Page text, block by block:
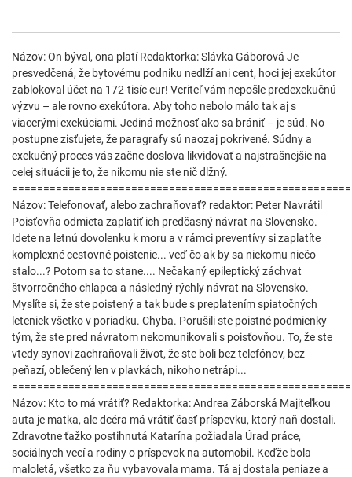
Názov: On býval, ona platí Redaktorka: Slávka Gáborová Je
presvedčená, že bytovému podniku nedlží ani cent, hoci jej exekútor
zablokoval účet na 172-tisíc eur! Veriteľ vám nepošle predexekučnú
výzvu – ale rovno exekútora. Aby toho nebolo málo tak aj s
viacerými exekúciami. Jediná možnosť ako sa brániť – je súd. No
postupne zisťujete, že paragrafy sú naozaj pokrivené. Súdny a
exekučný proces vás začne doslova likvidovať a najstrašnejšie na
celej situácii je to, že nikomu nie ste nič dlžný.
Názov: Telefonovať, alebo zachraňovať? redaktor: Peter Navrátil
Poisťovňa odmieta zaplatiť ich predčasný návrat na Slovensko.
Idete na letnú dovolenku k moru a v rámci preventívy si zaplatíte
komplexné cestovné poistenie... veď čo ak by sa niekomu niečo
stalo...? Potom sa to stane.... Nečakaný epileptický záchvat
štvorročného chlapca a následný rýchly návrat na Slovensko.
Myslíte si, že ste poistený a tak bude s preplatením spiatočných
leteniek všetko v poriadku. Chyba. Porušili ste poistné podmienky
tým, že ste pred návratom nekomunikovali s poisťovňou. To, že ste
vtedy synovi zachraňovali život, že ste boli bez telefónov, bez
peňazí, oblečený len v plavkách, nikoho netrápi...
Názov: Kto to má vrátiť? Redaktorka: Andrea Záborská Majiteľkou
auta je matka, ale dcéra má vrátiť časť príspevku, ktorý naň dostali.
Zdravotne ťažko postihnutá Katarína požiadala Úrad práce,
sociálnych vecí a rodiny o príspevok na automobil. Keďže bola
maloletá, všetko za ňu vybavovala mama. Tá aj dostala peniaze a